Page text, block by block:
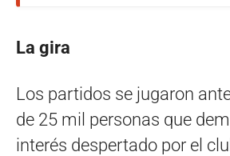
La gira
Los partidos se jugaron
de 25 mil personas que
interés despertado por el